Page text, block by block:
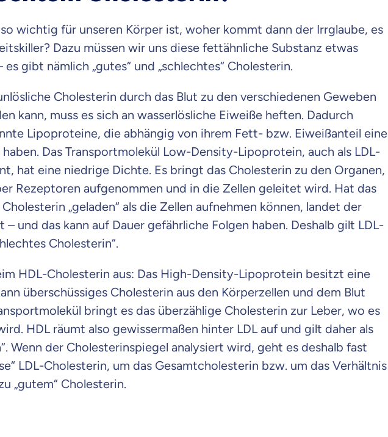
wichtig für unseren Körper ist, woher kommt dann der Irrglaube, es
Dazu müssen wir uns diese fettähnliche Substanz etwas
es gibt nämlich „gutes“ und „schlechtes“ Cholesterin.
Cholesterin durch das Blut zu den verschiedenen Geweben
kann, muss es sich an wasserlösliche Eiweiße heften. Dadurch
Lipoproteine, die abhängig von ihrem Fett- bzw. Eiweißanteil eine
Das Transportmolekül Low-Density-Lipoprotein, auch als LDL-
hat eine niedrige Dichte. Es bringt das Cholesterin zu den Organen,
Rezeptoren aufgenommen und in die Zellen geleitet wird. Hat das
„geladen“ als die Zellen aufnehmen können, landet der
– und das kann auf Dauer gefährliche Folgen haben. Deshalb gilt LDL-
Cholesterin“.
HDL-Cholesterin aus: Das High-Density-Lipoprotein besitzt eine
überschüssiges Cholesterin aus den Körperzellen und dem Blut
bringt es das überzählige Cholesterin zur Leber, wo es
HDL räumt also gewissermaßen hinter LDL auf und gilt daher als
Wenn der Cholesterinspiegel analysiert wird, geht es deshalb fast
LDL-Cholesterin, um das Gesamtcholesterin bzw. um das Verhältnis
„gutem“ Cholesterin.
Beamten
Versicherung
Versicherung
Daten erkläre ich meine Einwilligungzur
ottonova.
Weiter zu deinen Informationen